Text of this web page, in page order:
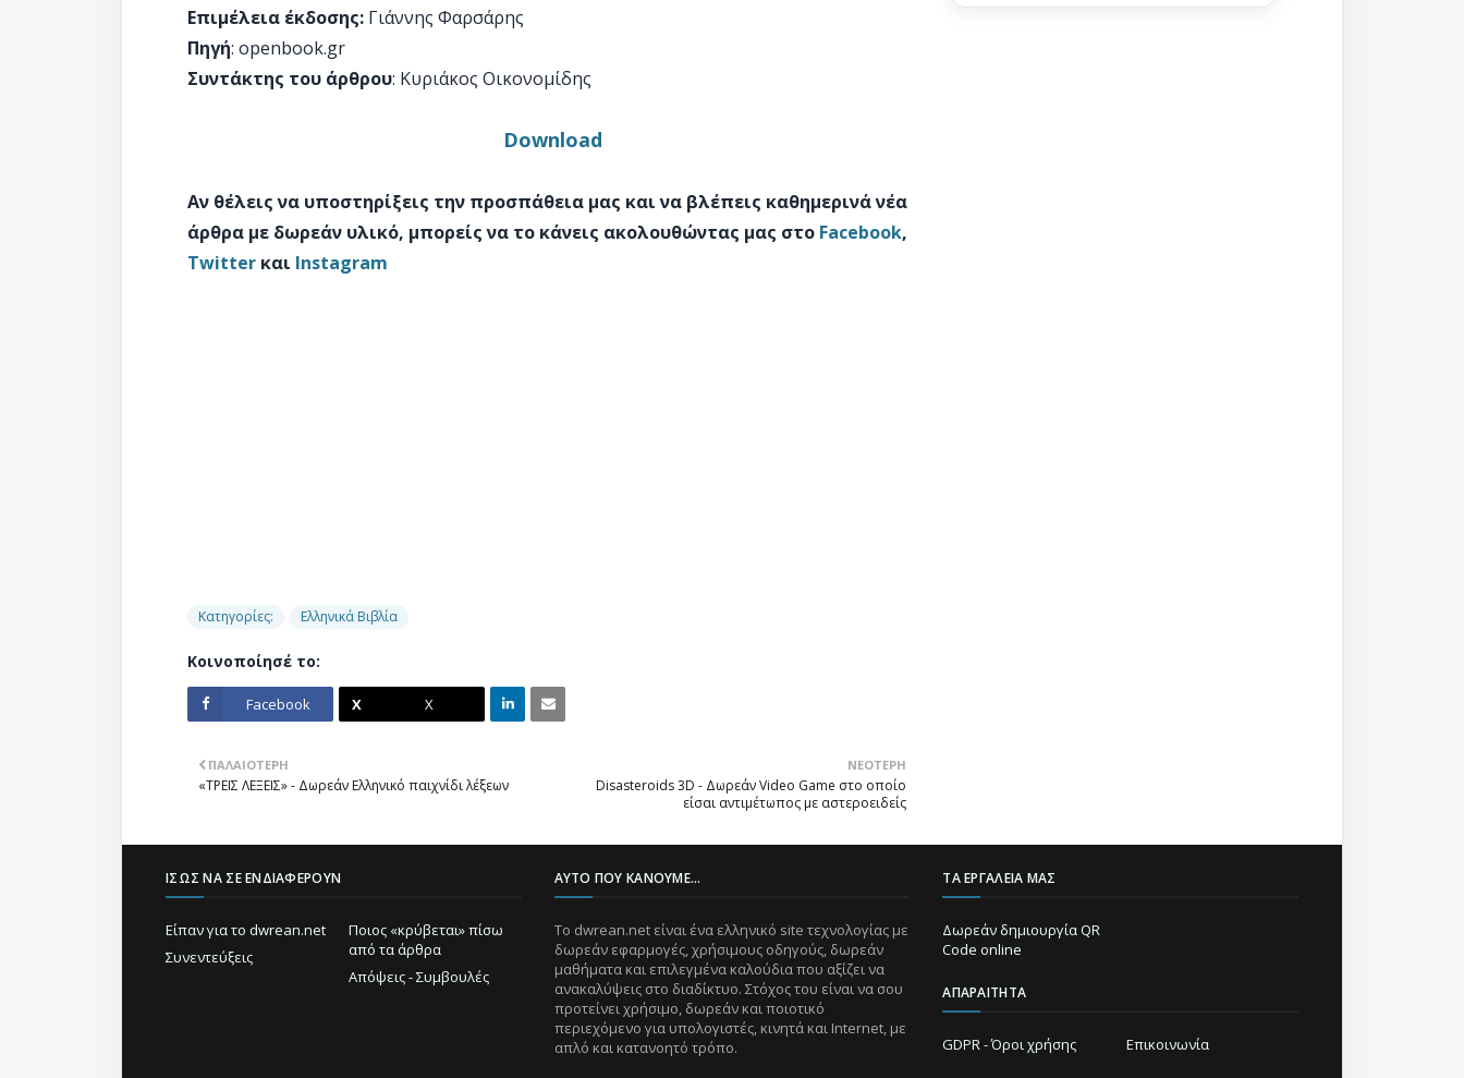
Επιμέλεια έκδοσης: Γιάννης Φαρσάρης
Πηγή: openbook.gr
Συντάκτης του άρθρου: Κυριάκος Οικονομίδης
Download
Αν θέλεις να υποστηρίξεις την προσπάθεια μας και να βλέπεις καθημερινά νέα
άρθρα με δωρεάν υλικό, μπορείς να το κάνεις ακολουθώντας μας στο Facebook,
Twitter και Instagram
Κατηγορίες: Ελληνικά Βιβλία
Κοινοποίησέ το:
Facebook
X
ΝΕΌΤΕΡΗ
Disasteroids 3D - Δωρεάν Video Game στο οποίο
είσαι αντιμέτωπος με αστεροειδείς
ΠΑΛΑΙΌΤΕΡΗ
«ΤΡΕΙΣ ΛΕΞΕΙΣ» - Δωρεάν Ελληνικό παιχνίδι λέξεων
ΊΣΩΣ ΝΑ ΣΕ ΕΝΔΙΑΦΈΡΟΥΝ
Είπαν για το dwrean.net
Ποιος «κρύβεται» πίσω
από τα άρθρα
Συνεντεύξεις
Απόψεις - Συμβουλές
ΑΥΤΌ ΠΟΥ ΚΆΝΟΥΜΕ...
Το dwrean.net είναι ένα ελληνικό site τεχνολογίας με
δωρεάν εφαρμογές, χρήσιμους οδηγούς, δωρεάν
μαθήματα και επιλεγμένα καλούδια που αξίζει να
ανακαλύψεις στο διαδίκτυο. Στόχος του είναι να σου
προτείνει χρήσιμο, δωρεάν και ποιοτικό
περιεχόμενο για υπολογιστές, κινητά και Internet, με
απλό και κατανοητό τρόπο.
ΤΑ ΕΡΓΑΛΕΊΑ ΜΑΣ
Δωρεάν δημιουργία QR
Code online
ΑΠΑΡΑΊΤΗΤΑ
GDPR - Όροι χρήσης Επικοινωνία